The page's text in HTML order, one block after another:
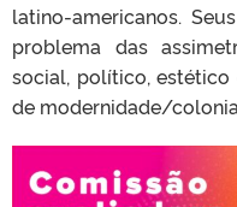
latino-americanos.
problema das
social, político,
de modernidade/